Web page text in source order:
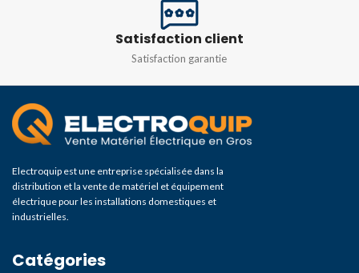
Satisfaction client
Satisfaction garantie
Electroquip est une entreprise spécialisée dans la
distribution et la vente de matériel et équipement
électrique pour les installations domestiques et
industrielles.
Catégories